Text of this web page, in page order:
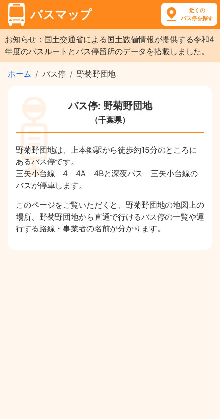
バスマップ
近くの
バス停を探す
お知らせ：国土交通省による国土数値情報が提供する令和4
年度のバスルートとバス停留所のデータを搭載しました。
ホーム バス停 野菊野団地
バス停: 野菊野団地
（千葉県）
野菊野団地は、上本郷駅から徒歩約15分のところに
あるバス停です。
三矢小台線 4 4A 4Bと深夜バス 三矢小台線の
バスが停車します。
このページをご覧いただくと、野菊野団地の地図上の
場所、野菊野団地から直通で行けるバス停の一覧や運
行する路線・事業者の名前が分かります。